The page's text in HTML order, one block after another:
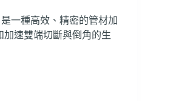
一種高效、精密的管材加
加速雙端切斷與倒角的生